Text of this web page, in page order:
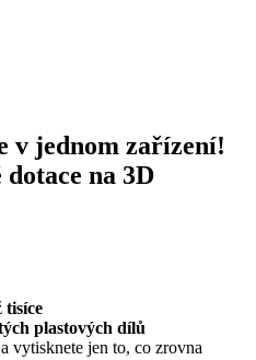
v jednom zařízení!
na 3D
tisíce
plastových dílů
a vytisknete jen to, co zrovna